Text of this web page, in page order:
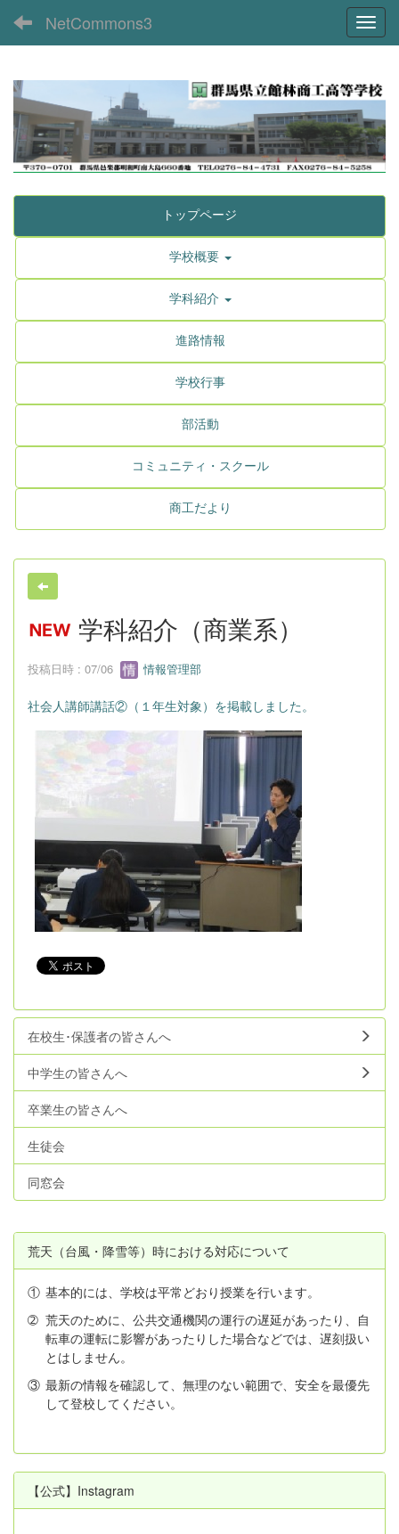
NetCommons3
トップページ
学校概要
学科紹介
進路情報
学校行事
部活動
コミュニティ・スクール
商工だより
学科紹介（商業系）
投稿日時 : 07/06 情報管理部
社会人講師講話②（１年生対象）を掲載しました。
在校生･保護者の皆さんへ
中学生の皆さんへ
卒業生の皆さんへ
生徒会
同窓会
荒天（台風・降雪等）時における対応について
① 基本的には、学校は平常どおり授業を行います。
➁ 荒天のために、公共交通機関の運行の遅延があったり、自
転車の運転に影響があったりした場合などでは、遅刻扱い
とはしません。
③ 最新の情報を確認して、無理のない範囲で、安全を最優先
して登校してください。
【公式】Instagram